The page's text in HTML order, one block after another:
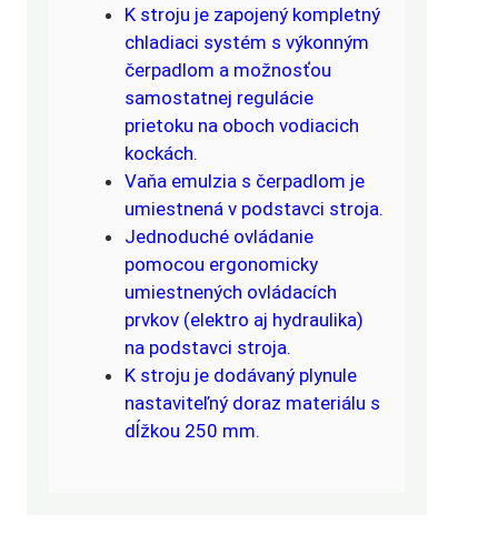
K stroju je zapojený kompletný
chladiaci systém s výkonným
čerpadlom a možnosťou
samostatnej regulácie
prietoku na oboch vodiacich
kockách.
Vaňa emulzia s čerpadlom je
umiestnená v podstavci stroja.
Jednoduché ovládanie
pomocou ergonomicky
umiestnených ovládacích
prvkov (elektro aj hydraulika)
na podstavci stroja.
K stroju je dodávaný plynule
nastaviteľný doraz materiálu s
dĺžkou 250 mm.